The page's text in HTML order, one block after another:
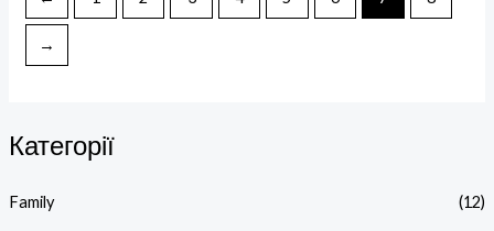
Категорії
Family (12)
→